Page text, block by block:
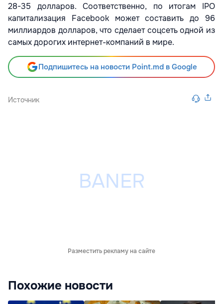
28-35 долларов. Соответственно, по итогам IPO
капитализация Facebook может составить до 96
миллиардов долларов, что сделает соцсеть одной из
самых дорогих интернет-компаний в мире.
Подпишитесь на новости Point.md в Google
Источник
Разместить рекламу на сайте
Похожие новости